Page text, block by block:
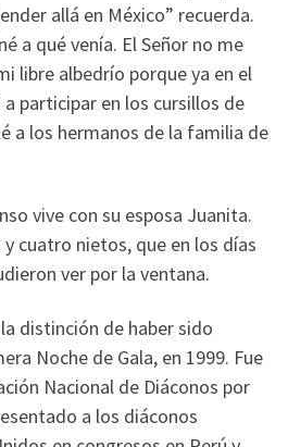
allá en México” recuerda.
a qué venía. El Señor no me
libre albedrío porque ya en el
a participar en los cursillos de
a los hermanos de la familia de
vive con su esposa Juanita.
cuatro nietos, que en los días
ver por la ventana.
distinción de haber sido
Noche de Gala, en 1999. Fue
Nacional de Diáconos por
a los diáconos